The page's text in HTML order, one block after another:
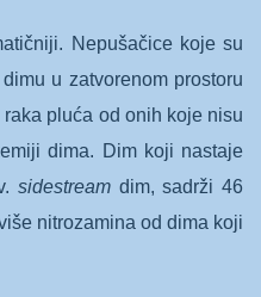
Nepušačice koje su
u zatvorenom prostoru
pluća od onih koje nisu
dima. Dim koji nastaje
sidestreamdim, sadrži 46
nitrozamina od dima koji